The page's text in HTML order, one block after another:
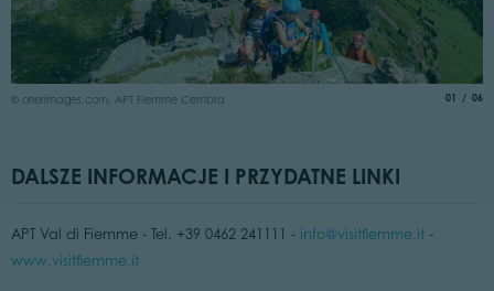
© orlerimages.com, APT Fiemme Cembra 01 of
06
DALSZE INFORMACJE I PRZYDATNE LINKI
APT Val di Fiemme - Tel. +39 0462 241111 - info@visitfiemme.it-
www.visitfiemme.it